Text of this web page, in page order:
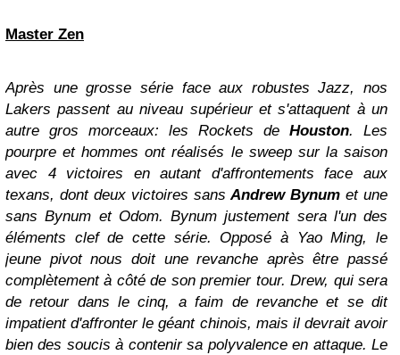
Master Zen
Après une grosse série face aux robustes Jazz, nos
Lakers passent au niveau supérieur et s'attaquent à un
autre gros morceaux: les Rockets de Houston. Les
pourpre et hommes ont réalisés le sweep sur la saison
avec 4 victoires en autant d'affrontements face aux
texans, dont deux victoires sansAndrew Bynum et une
sans Bynum et Odom. Bynum justement sera l'un des
éléments clef de cette série. Opposé à Yao Ming, le
jeune pivot nous doit une revanche après être passé
complètement à côté de son premier tour. Drew, qui sera
de retour dans le cinq, a faim de revanche et se dit
impatient d'affronter le géant chinois, mais il devrait avoir
bien des soucis à contenir sa polyvalence en attaque. Le